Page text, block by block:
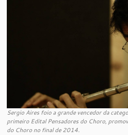
Sergio Aires foio a grande vencedor da
primeiro Edital Pensadores do Choro,
do Choro no final de 2014.